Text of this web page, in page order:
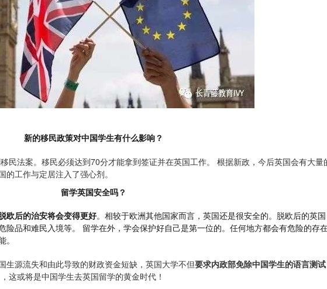
新的移民政策对中国学生有什么影响？
民法案。移民必须达到70分才能拿到签证并在英国工作。 根据新政，今后英国会有大量
工作与定居注入了强心剂。
留学英国安全吗？
欧后的治安将会变得更好。相较于欧洲其他国家而言，英国还是很安全的。脱欧后的英国
品和难民入境等。 留学在外，学会保护好自己是第一位的。任何地方都会有危险的存在
生源流失和由此导致的财政资金短缺，英国大学不但要求内政部免除中国学生的语言测试
，这或将是中国学生去英国留学的黄金时代！